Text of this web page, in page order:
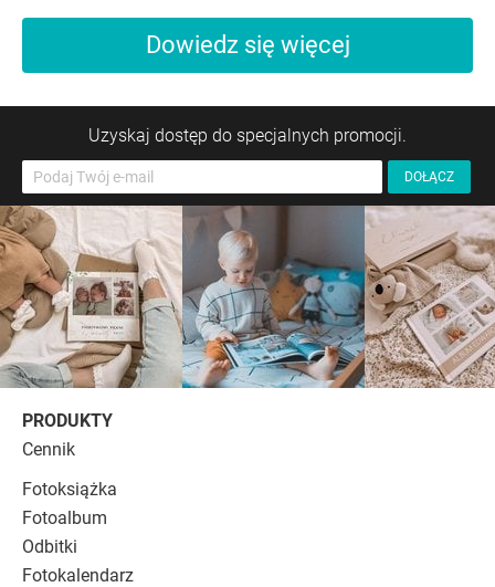
Dowiedz się więcej
Uzyskaj dostęp do specjalnych promocji.
PRODUKTY
Cennik
Fotoksiążka
Fotoalbum
Odbitki
Fotokalendarz